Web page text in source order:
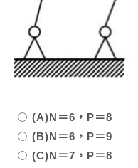
(A)N＝6，P＝8
(B)N＝6，P＝9
(C)N＝7，P＝8